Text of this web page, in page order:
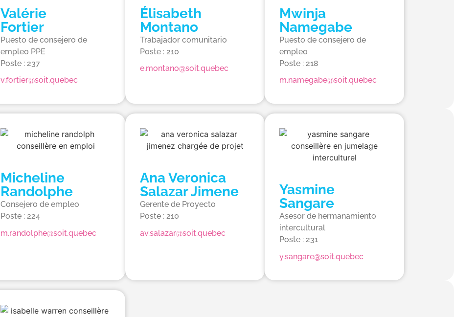
Valérie
Fortier
v.fortier@soit.quebec
Puesto de consejero de
empleo PPE
Poste : 237
Élisabeth
Montano
e.montano@soit.quebec
Trabajador comunitario
Poste : 210
Mwinja
Namegabe
m.namegabe@soit.quebec
Puesto de consejero de
empleo
Poste : 218
Micheline
Randolphe
m.randolphe@soit.quebec
Consejero de empleo
Poste : 224
Ana Veronica
Salazar Jimene
av.salazar@soit.quebec
Gerente de Proyecto
Poste : 210
Yasmine
Sangare
y.sangare@soit.quebec
Asesor de hermanamiento
intercultural
Poste : 231